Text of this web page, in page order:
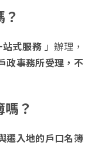
站式服務 」辦理，
政事務所受理，不
？
遷入地的戶口名簿